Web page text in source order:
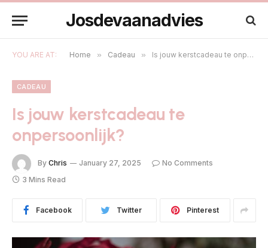
Josdevaanadvies
YOU ARE AT: Home » Cadeau » Is jouw kerstcadeau te onpersoonlijk?
CADEAU
Is jouw kerstcadeau te
onpersoonlijk?
By Chris January 27, 2025
No Comments
3 Mins Read
Facebook Twitter Pinterest